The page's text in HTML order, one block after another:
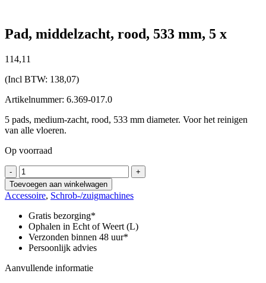
Pad, middelzacht, rood, 533 mm, 5 x
114,11
(Incl BTW: 138,07)
Artikelnummer: 6.369-017.0
5 pads, medium-zacht, rood, 533 mm diameter. Voor het reinigen
van alle vloeren.
Op voorraad
-
Pad,
middelzacht,
rood,
533
mm,
5
x
aantal
+
Toevoegen aan winkelwagen
Accessoire, Schrob-/zuigmachines
Gratis bezorging*
Ophalen in Echt of Weert (L)
Verzonden binnen 48 uur*
Persoonlijk advies
Aanvullende informatie